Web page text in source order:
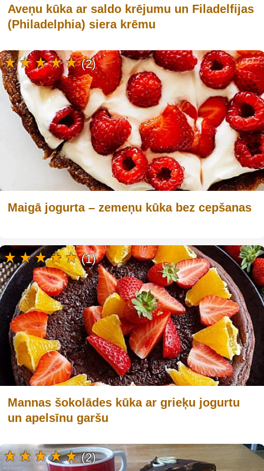
Aveņu kūka ar saldo krējumu un Filadelfijas
(Philadelphia) siera krēmu
Maigā jogurta – zemeņu kūka bez cepšanas
(2)
Mannas šokolādes kūka ar grieķu jogurtu
un apelsīnu garšu
(1)
(2)